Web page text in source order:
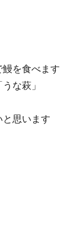
を食べます
な萩」
と思います